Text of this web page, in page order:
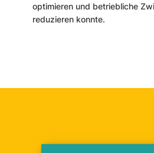
optimieren und betriebliche
reduzieren konnte.